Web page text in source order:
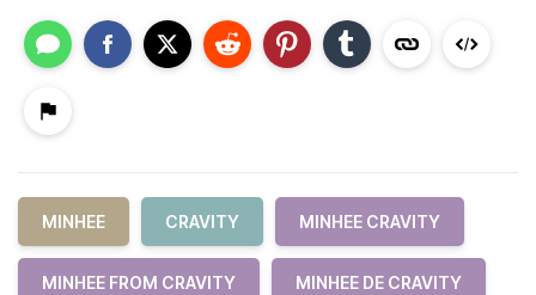
MINHEE CRAVITY MINHEE CRAVITY
MINHEE FROM CRAVITY MINHEE DE CRAVITY